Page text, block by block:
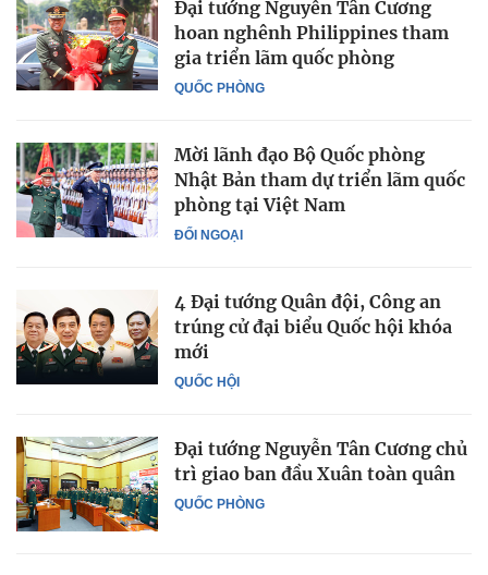
QUỐC PHÒNG
Đại tướng Nguyễn Tân Cương
hoan nghênh Philippines tham
gia triển lãm quốc phòng
ĐỐI NGOẠI
Mời lãnh đạo Bộ Quốc phòng
Nhật Bản tham dự triển lãm quốc
phòng tại Việt Nam
QUỐC HỘI
4 Đại tướng Quân đội, Công an
trúng cử đại biểu Quốc hội khóa
mới
QUỐC PHÒNG
Đại tướng Nguyễn Tân Cương chủ
trì giao ban đầu Xuân toàn quân